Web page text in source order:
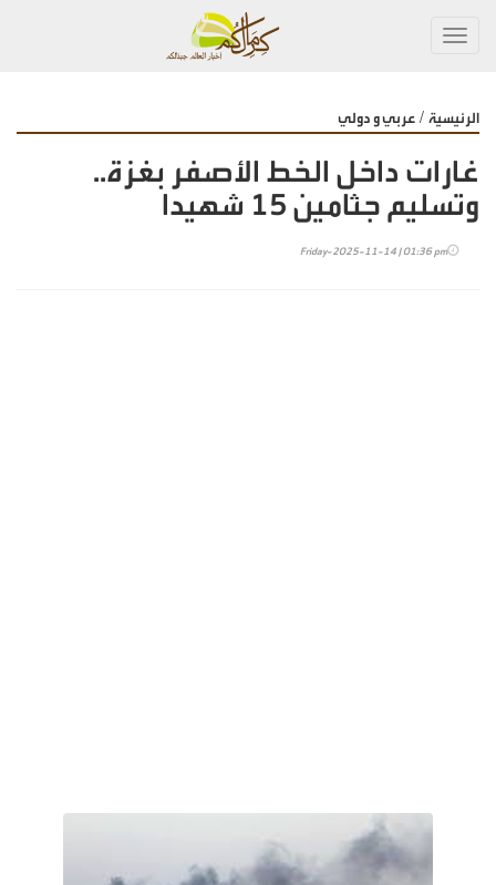
الرئيسية / عربي و دولي
غارات داخل الخط الأصفر بغزة..
وتسليم جثامين 15 شهيدا
Friday-2025-11-14 | 01:36 pm